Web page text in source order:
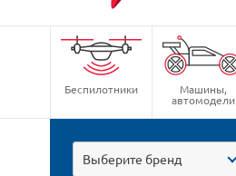
Беспилотники Машины,
автомодели
Выберите бренд